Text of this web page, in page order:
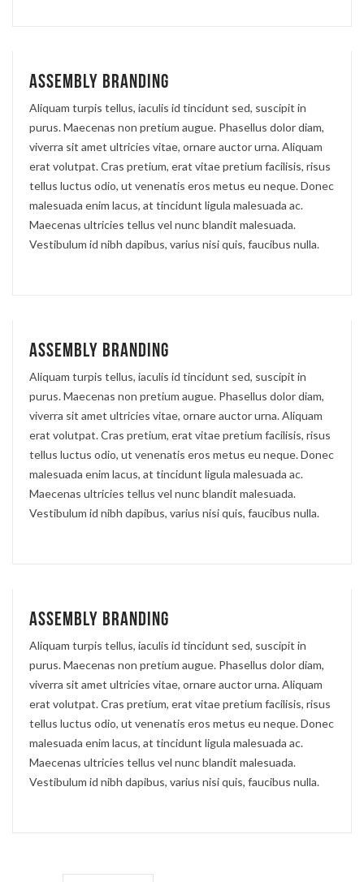
Assembly branding
Aliquam turpis tellus, iaculis id tincidunt sed, suscipit in
purus. Maecenas non pretium augue. Phasellus dolor diam,
viverra sit amet ultricies vitae, ornare auctor urna. Aliquam
erat volutpat. Cras pretium, erat vitae pretium facilisis, risus
tellus luctus odio, ut venenatis eros metus eu neque. Donec
malesuada enim lacus, at tincidunt ligula malesuada ac.
Maecenas ultricies tellus vel nunc blandit malesuada.
Vestibulum id nibh dapibus, varius nisi quis, faucibus nulla.
Assembly branding
Aliquam turpis tellus, iaculis id tincidunt sed, suscipit in
purus. Maecenas non pretium augue. Phasellus dolor diam,
viverra sit amet ultricies vitae, ornare auctor urna. Aliquam
erat volutpat. Cras pretium, erat vitae pretium facilisis, risus
tellus luctus odio, ut venenatis eros metus eu neque. Donec
malesuada enim lacus, at tincidunt ligula malesuada ac.
Maecenas ultricies tellus vel nunc blandit malesuada.
Vestibulum id nibh dapibus, varius nisi quis, faucibus nulla.
Assembly branding
Aliquam turpis tellus, iaculis id tincidunt sed, suscipit in
purus. Maecenas non pretium augue. Phasellus dolor diam,
viverra sit amet ultricies vitae, ornare auctor urna. Aliquam
erat volutpat. Cras pretium, erat vitae pretium facilisis, risus
tellus luctus odio, ut venenatis eros metus eu neque. Donec
malesuada enim lacus, at tincidunt ligula malesuada ac.
Maecenas ultricies tellus vel nunc blandit malesuada.
Vestibulum id nibh dapibus, varius nisi quis, faucibus nulla.